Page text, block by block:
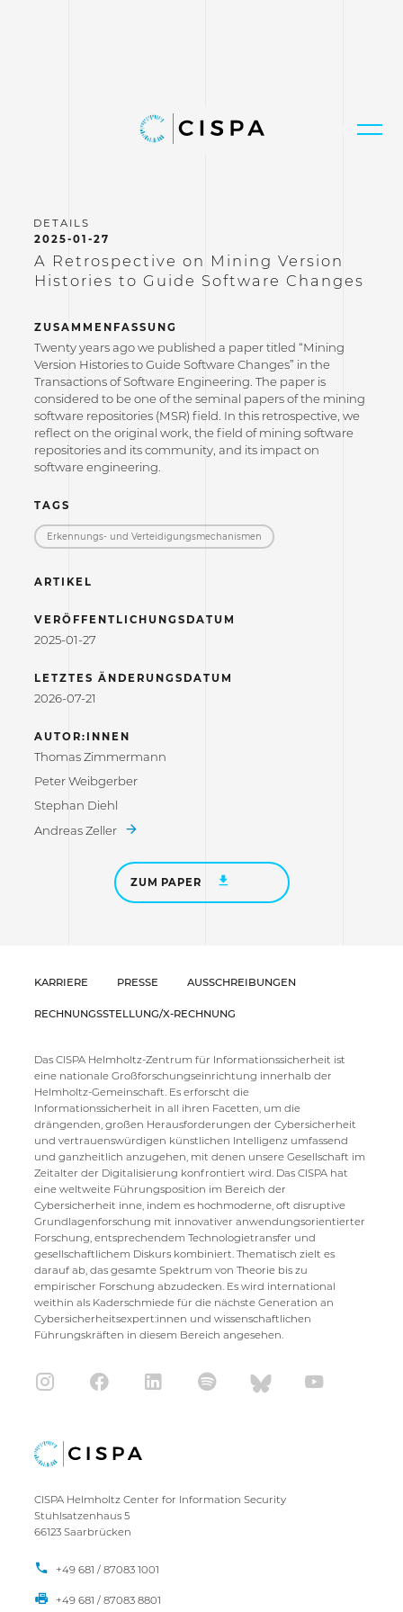
2025-01-27
A Retrospective on Mining Version
Histories to Guide Software Changes
ZUSAMMENFASSUNG
Twenty years ago we published a paper titled “Mining
Version Histories to Guide Software Changes” in the
Transactions of Software Engineering. The paper is
considered to be one of the seminal papers of the mining
software repositories (MSR) field. In this retrospective, we
reflect on the original work, the field of mining software
repositories and its community, and its impact on
software engineering.
TAGS
Erkennungs- und Verteidigungs­mechanismen
ARTIKEL
VERÖFFENTLICHUNGSDATUM
2025-01-27
LETZTES ÄNDERUNGSDATUM
2026-07-21
AUTOR:INNEN
Thomas Zimmermann
Peter Weibgerber
Stephan Diehl
Andreas Zeller
ZUM PAPER
KARRIERE PRESSE AUSSCHREIBUNGEN
RECHNUNGSSTELLUNG/X-RECHNUNG
Das CISPA Helmholtz-Zentrum für Informationssicherheit ist
eine nationale Großforschungseinrichtung innerhalb der
Helmholtz-Gemeinschaft. Es erforscht die
Informationssicherheit in all ihren Facetten, um die
drängenden, großen Herausforderungen der Cybersicherheit
und vertrauenswürdigen künstlichen Intelligenz umfassend
und ganzheitlich anzugehen, mit denen unsere Gesellschaft im
Zeitalter der Digitalisierung konfrontiert wird. Das CISPA hat
eine weltweite Führungsposition im Bereich der
Cybersicherheit inne, indem es hochmoderne, oft disruptive
Grundlagenforschung mit innovativer anwendungsorientierter
Forschung, entsprechendem Technologietransfer und
gesellschaftlichem Diskurs kombiniert. Thematisch zielt es
darauf ab, das gesamte Spektrum von Theorie bis zu
empirischer Forschung abzudecken. Es wird international
weithin als Kaderschmiede für die nächste Generation an
Cybersicherheitsexpert:innen und wissenschaftlichen
Führungskräften in diesem Bereich angesehen.
CISPA Helmholtz Center for Information Security
Stuhlsatzenhaus 5
66123 Saarbrücken
+49 681 / 87083 1001
+49 681 / 87083 8801